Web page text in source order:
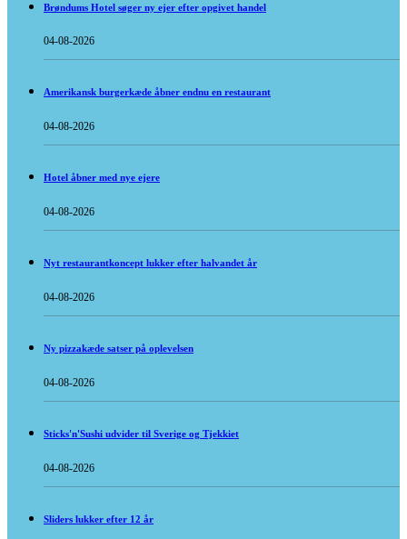
Brøndums Hotel søger ny ejer efter opgivet handel
04-08-2026
Amerikansk burgerkæde åbner endnu en restaurant
04-08-2026
Hotel åbner med nye ejere
04-08-2026
Nyt restaurantkoncept lukker efter halvandet år
04-08-2026
Ny pizzakæde satser på oplevelsen
04-08-2026
Sticks'n'Sushi udvider til Sverige og Tjekkiet
04-08-2026
Sliders lukker efter 12 år